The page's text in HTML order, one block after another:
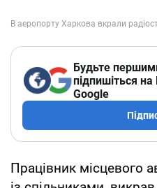
Будьте
підпишіться
Google
Працівник місцевого